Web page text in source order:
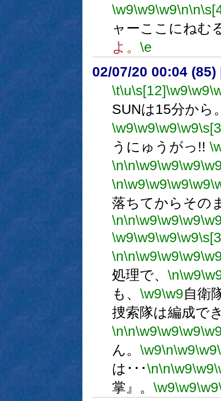
\w9\w9\w9\n\n
ャーここにねむ
よ。 \e
02/07/20 00:04 (85)
\t\u\s[12]\w9\w9
SUNは15分から
\w9\w9\w9\w9
うにゅうがっ!!
\n\n\w9\w9\w9
\n\w9\w9\w9\w9
落ちてからその
\n\n\w9\w9\w9
\w9\w9\w9\w9
\n\n\w9\w9\w9
処理で、 \n\w9
も、 \w9\w9自衛
捜索隊は編成で
\n\n\w9\w9\w9
ん。 \w9\n\w9\w9
は･･･\n\n\w9\w9
掌』。 \w9\w9\w9